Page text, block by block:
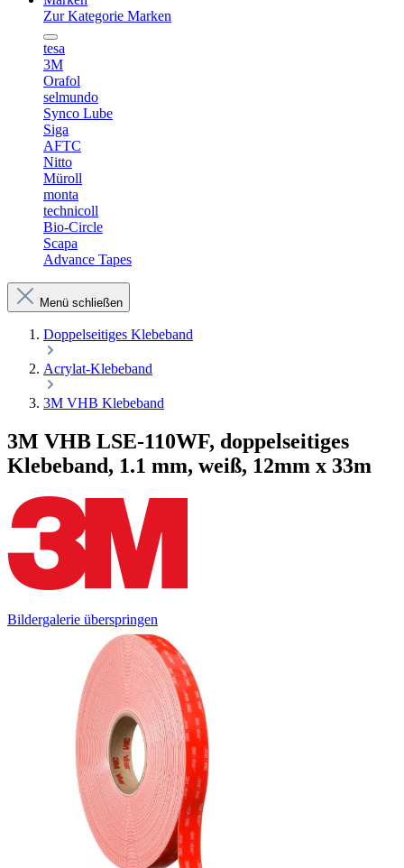
Zur Kategorie Marken
tesa
3M
Orafol
selmundo
Synco Lube
Siga
AFTC
Nitto
Müroll
monta
technicoll
Bio-Circle
Scapa
Advance Tapes
Menü schließen
Doppelseitiges Klebeband
Acrylat-Klebeband
3M VHB Klebeband
3M VHB LSE-110WF, doppelseitiges
Klebeband, 1.1 mm, weiß, 12mm x 33m
Bildergalerie überspringen